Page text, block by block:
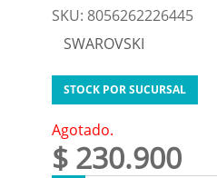
SKU: 8056262226445
SWAROVSKI
STOCK POR SUCURSAL
Agotado.
$ 230.900